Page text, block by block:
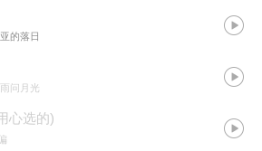
的落日
问月光
心选的)